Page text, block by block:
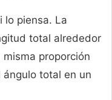
lo piensa. La
total alrededor
proporción
total en un